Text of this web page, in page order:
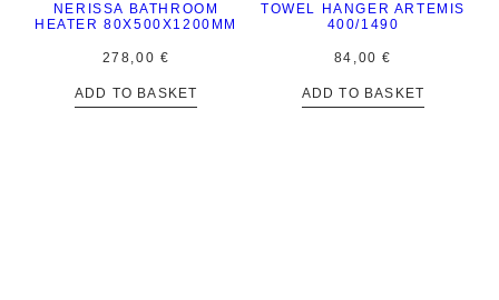
NERISSA BATHROOM
HEATER 80X500X1200MM
278,00 €
ADD TO BASKET
TOWEL HANGER ARTEMIS
400/1490
84,00€
ADD TO BASKET